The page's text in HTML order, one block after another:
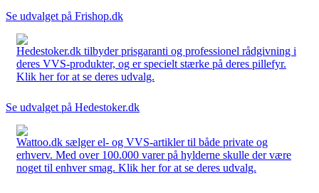
Se udvalget på Frishop.dk
Hedestoker.dk tilbyder prisgaranti og professionel rådgivning i
deres VVS-produkter, og er specielt stærke på deres pillefyr.
Klik her for at se deres udvalg.
Se udvalget på Hedestoker.dk
Wattoo.dk sælger el- og VVS-artikler til både private og
erhverv. Med over 100.000 varer på hylderne skulle der være
noget til enhver smag. Klik her for at se deres udvalg.